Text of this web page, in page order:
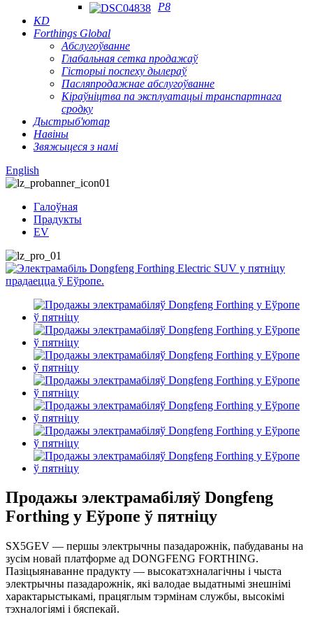
P8
KD
Forthings Global
Абслугоўванне
Глабальная сетка продажаў
Гісторыі поспеху дылераў
Пасляпродажнае абслугоўванне
Кіраўніцтва па эксплуатацыі транспартнага
сродку
Дыстрыб'ютар
Навіны
Звяжыцеся з намі
English
Галоўная
Прадукты
EV
Продажы электрамабіляў Dongfeng
Forthing у Еўропе ў пятніцу
SX5GEV — першы электрычны пазадарожнік, пабудаваны на
зусім новай платформе ад DONGFENG FORTHING.
Пазіцыянаванне прадукту — высокатэхналагічны і чыста
электрычны пазадарожнік, які валодае выдатнымі знешнімі
характарыстыкамі, працяглым тэрмінам службы, высокімі
тэхналогіямі і бяспекай.